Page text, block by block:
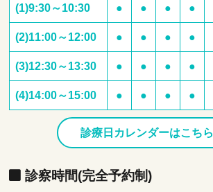
(1)9:30～10:30 ● ● ● ●
(2)11:00～12:00 ● ● ● ●
(3)12:30～13:30 ● ● ● ●
(4)14:00～15:00 ● ● ● ●
診療日カレンダーはこちら
診察時間(完全予約制)